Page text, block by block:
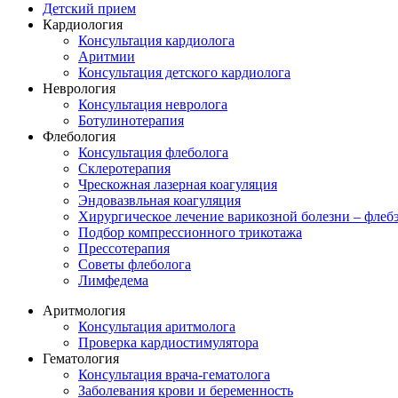
Детский прием
Кардиология
Консультация кардиолога
Аритмии
Консультация детского кардиолога
Неврология
Консультация невролога
Ботулинотерапия
Флебология
Консультация флеболога
Склеротерапия
Чрескожная лазерная коагуляция
Эндовазвльная коагуляция
Хирургическое лечение варикозной болезни –
Подбор компрессионного трикотажа
Прессотерапия
Советы флеболога
Лимфедема
Аритмология
Консультация аритмолога
Проверка кардиостимулятора
Гематология
Консультация врача-гематолога
Заболевания крови и беременность